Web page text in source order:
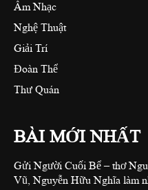
Âm Nhạc
Nghệ Thuật
Giải Trí
Đoàn Thể
Thư Quán
BÀI MỚI NHẤT
Gửi Người Cuối Bể – thơ
Vũ, Nguyễn Hữu Nghĩa làm